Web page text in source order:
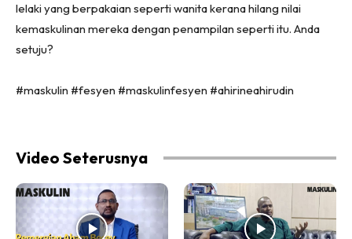
lelaki yang berpakaian seperti wanita kerana hilang nilai
kemaskulinan mereka dengan penampilan seperti itu. Anda
setuju?
#maskulin #fesyen #maskulinfesyen #ahirineahirudin
Video Seterusnya